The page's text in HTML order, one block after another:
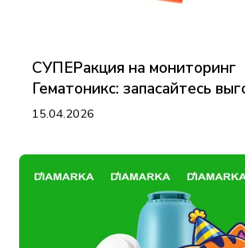
СУПЕРакция на мониторинг
Гематоникс: запасайтесь
15.04.2026